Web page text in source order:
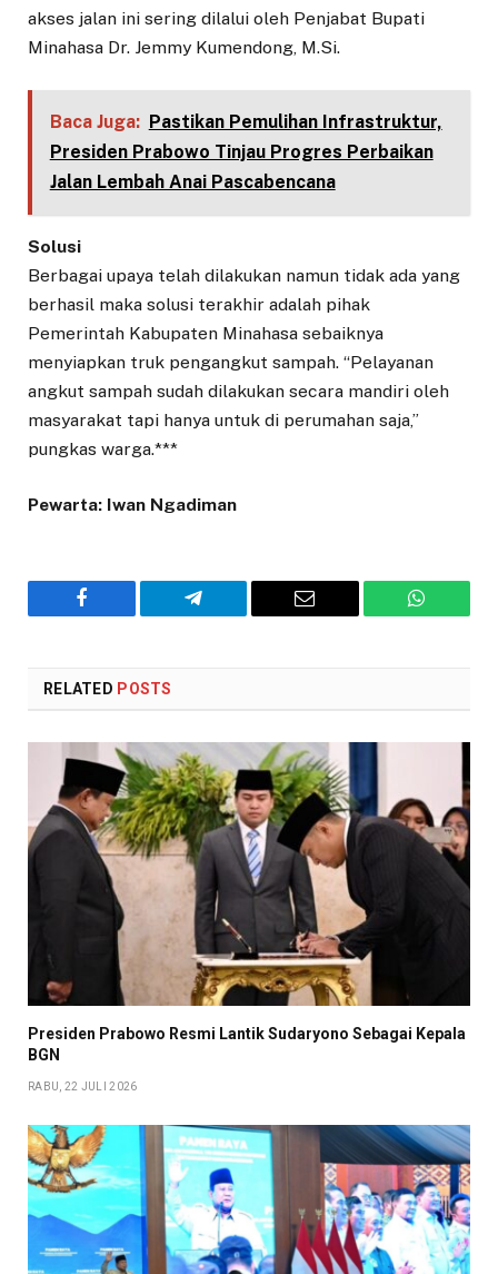
akses jalan ini sering dilalui oleh Penjabat Bupati
Minahasa Dr. Jemmy Kumendong, M.Si.
Baca Juga: Pastikan Pemulihan Infrastruktur,
Presiden Prabowo Tinjau Progres Perbaikan
Jalan Lembah Anai Pascabencana
Solusi
Berbagai upaya telah dilakukan namun tidak ada yang
berhasil maka solusi terakhir adalah pihak
Pemerintah Kabupaten Minahasa sebaiknya
menyiapkan truk pengangkut sampah. “Pelayanan
angkut sampah sudah dilakukan secara mandiri oleh
masyarakat tapi hanya untuk di perumahan saja,”
pungkas warga.***
Pewarta: Iwan Ngadiman
Facebook Telegram Email
RELATED POSTS
Presiden Prabowo Resmi Lantik Sudaryono Sebagai Kepala
BGN
RABU, 22 JULI 2026